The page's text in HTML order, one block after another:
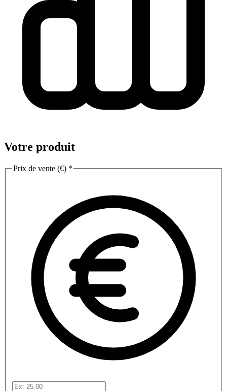
Votre produit
Prix de vente (€) *